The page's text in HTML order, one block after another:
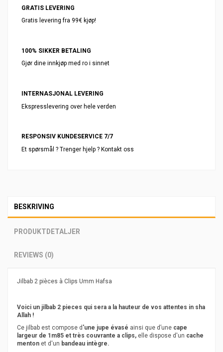
GRATIS LEVERING
Gratis levering fra 99€ kjøp!
100% SIKKER BETALING
Gjør dine innkjøp med ro i sinnet
INTERNASJONAL LEVERING
Ekspresslevering over hele verden
RESPONSIV KUNDESERVICE 7/7
Et spørsmål ? Trenger hjelp ? Kontakt oss
BESKRIVING
PRODUKTDETALJER
REVIEWS (0)
Jilbab 2 pièces à Clips Umm Hafsa
Voici un jilbab 2 pieces qui sera a la hauteur de vos attentes in sha
Allah !
Ce jilbab est compose d 'une jupe évasé ainsi que d’une cape
largeur de 1m85 et très couvrante a clips, elle dispose d'un cache
menton et d'un bandeau intègre.